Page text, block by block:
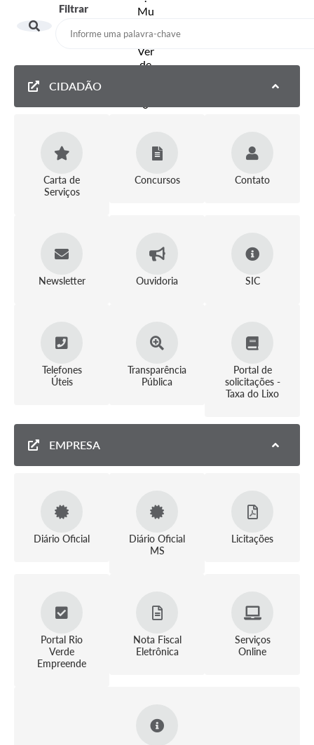
Diário Oficial
Sala do Empreendedor
Transparência RPPS
LGPD - Lei Geral de Proteção de Dados
Conselhos Municipais
COVID 19
Contato
Galeria de Fotos
Governo do Estado do Mato Grosso do Sul
Carta de Serviços
Notícias
Filtrar
CIDADÃO
Carta de
Serviços
Concursos Contato
Newsletter Ouvidoria SIC
Telefones
Úteis
Transparência
Pública
Portal de
solicitações -
Taxa do Lixo
EMPRESA
Diário Oficial
Diário Oficial
MS
Licitações
Portal Rio
Verde
Empreende
Nota Fiscal
Eletrônica
Serviços
Online